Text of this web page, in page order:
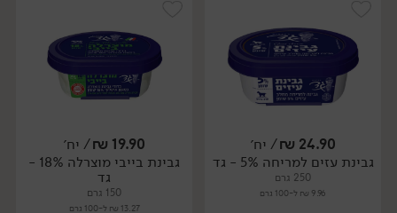
יח׳ יח׳
24.90
₪/ יח׳
גבינת עזים למריחה 5% - גד
250 גרם
9.96 ₪ ל-100 גרם
19.90
₪/ יח׳
גבינת בייבי מוצרלה 18% -
גד
150 גרם
13.27 ₪ ל-100 גרם